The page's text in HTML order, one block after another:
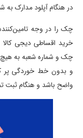
در هنگام آپلود مدارک
چک را در وجه
خرید اقساطی دیجی کالا
چک و شماره شعبه به
و بدون خط خوردگی پر
واضح باشد و هنگام ثبت